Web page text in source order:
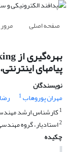
صفحه اصلی مرور
پیامهای
نویسندگان
مهران پوروهاب1
1کارشناس ارشد
2استادیار، گروه
چکیده